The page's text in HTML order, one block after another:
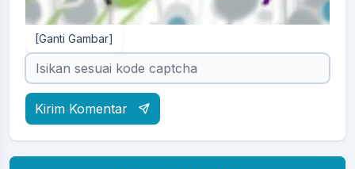
[Ganti Gambar]
Kirim Komentar